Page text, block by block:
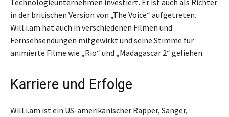
in der britischen Version von „The Voice“ aufgetreten.
Will.i.am hat auch in verschiedenen Filmen und
Fernsehsendungen mitgewirkt und seine Stimme für
animierte Filme wie „Rio“ und „Madagascar 2“ geliehen.
Karriere und Erfolge
Will.i.am ist ein US-amerikanischer Rapper, Sänger,